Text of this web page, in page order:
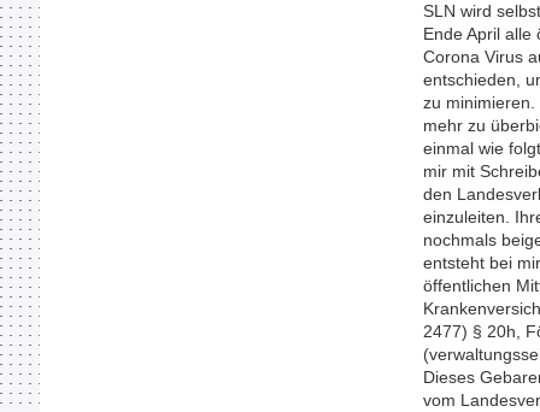
SLN wird
Ende April alle
Corona Virus
entschieden,
zu
mehr zu
einmal wie
mir mit
den
einzuleiten.
nochmals
entsteht bei
öffentlichen
2477) § 20h,
Dieses
vom